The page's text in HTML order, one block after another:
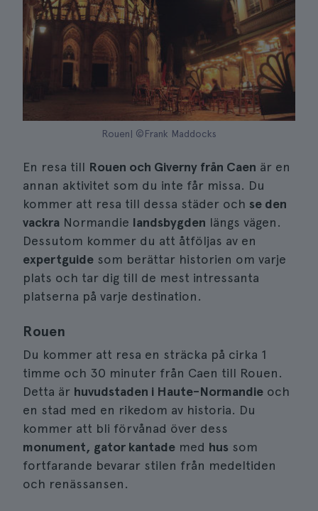
Rouen| ©Frank Maddocks
En resa till Rouen och Giverny från Caen är en
annan aktivitet som du inte får missa. Du
kommer att resa till dessa städer och se den
vackra Normandie landsbygden längs vägen.
Dessutom kommer du att åtföljas av en
expertguide som berättar historien om varje
plats och tar dig till de mest intressanta
platserna på varje destination.
Rouen
Du kommer att resa en sträcka på cirka 1
timme och 30 minuter från Caen till Rouen.
Detta är huvudstaden i Haute-Normandie och
en stad med en rikedom av historia. Du
kommer att bli förvånad över dess
monument, gator kantade med hus som
fortfarande bevarar stilen från medeltiden
och renässansen.